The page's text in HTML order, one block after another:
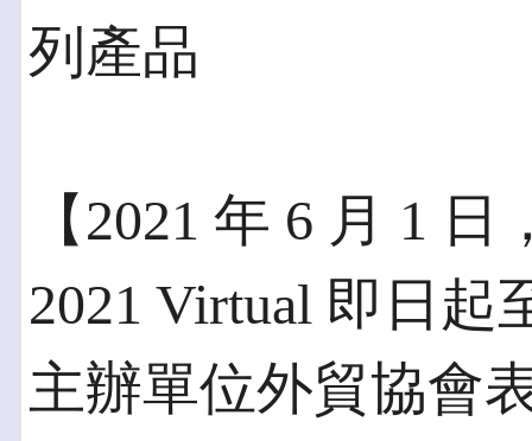
列產品
【2021 年 6 月 1
2021 Virtual 即日起
主辦單位外貿協會